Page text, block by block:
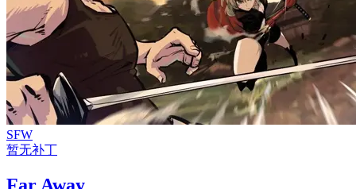
SFW
暂无补丁
Far Away